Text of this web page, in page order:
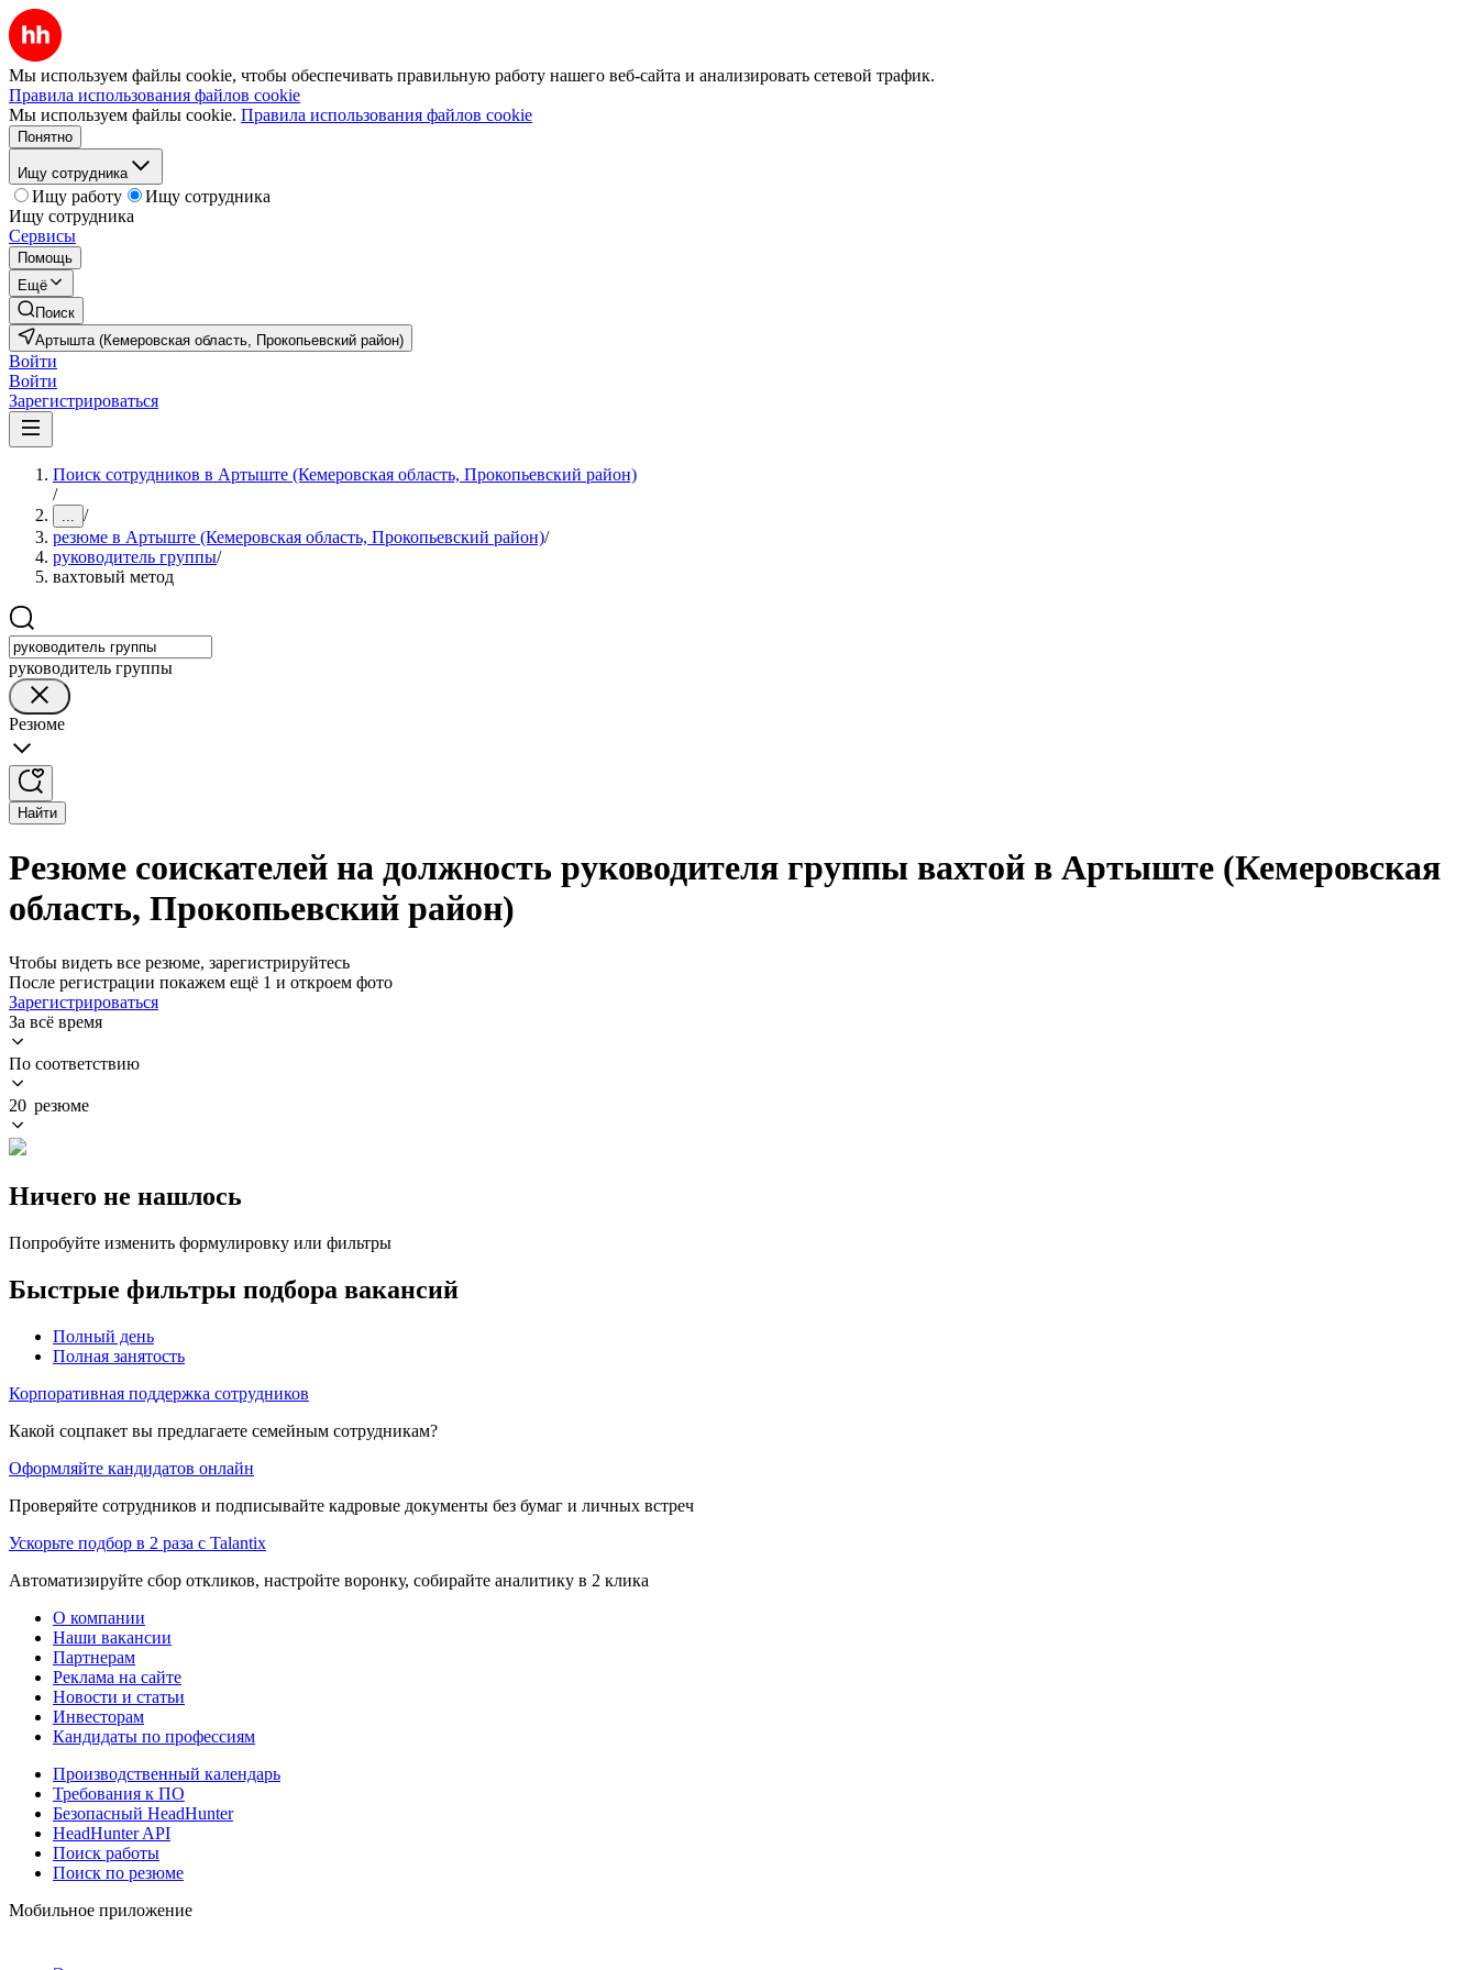
Мы используем файлы cookie, чтобы обеспечивать правильную работу нашего веб-сайта и анализировать сетевой трафик.
Правила использования файлов cookie
Мы используем файлы cookie. Правила использования файлов cookie
Понятно
Ищу сотрудника
Ищу работу
Ищу сотрудника
Ищу сотрудника
Сервисы
Помощь
Ещё
Поиск
Артышта (Кемеровская область, Прокопьевский район)
Войти
Войти
Зарегистрироваться
Поиск сотрудников в Артыште (Кемеровская область, Прокопьевский район)
/
... /
резюме в Артыште (Кемеровская область, Прокопьевский район)/
руководитель группы/
вахтовый метод
руководитель группы
Резюме
Найти
Резюме соискателей на должность руководителя группы вахтой в Артыште (Кемеровская
область, Прокопьевский район)
Чтобы видеть все резюме, зарегистрируйтесь
После регистрации покажем ещё 1 и откроем фото
Зарегистрироваться
За всё время
По соответствию
20 резюме
Ничего не нашлось
Попробуйте изменить формулировку или фильтры
Быстрые фильтры подбора вакансий
Полный день
Полная занятость
Корпоративная поддержка сотрудников
Какой соцпакет вы предлагаете семейным сотрудникам?
Оформляйте кандидатов онлайн
Проверяйте сотрудников и подписывайте кадровые документы без бумаг и личных встреч
Ускорьте подбор в 2 раза с Talantix
Автоматизируйте сбор откликов, настройте воронку, собирайте аналитику в 2 клика
О компании
Наши вакансии
Партнерам
Реклама на сайте
Новости и статьи
Инвесторам
Кандидаты по профессиям
Производственный календарь
Требования к ПО
Безопасный HeadHunter
HeadHunter API
Поиск работы
Поиск по резюме
Мобильное приложение